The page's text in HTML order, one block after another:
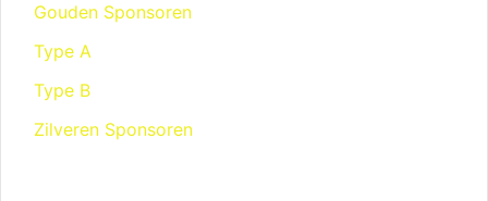
Gouden Sponsoren
Type A
Type B
Zilveren Sponsoren